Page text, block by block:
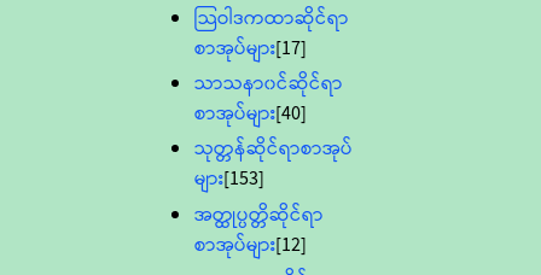
သြဝါဒကထာဆိုင်ရာ
စာအုပ်များ[17]
သာသနာ၀င်ဆိုင်ရာ
စာအုပ်များ[40]
သုတ္တန်ဆိုင်ရာစာအုပ်
များ[153]
အတ္ထုပ္ပတ္တိဆိုင်ရာ
စာအုပ်များ[12]